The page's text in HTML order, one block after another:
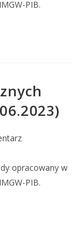
PIB.
opracowany w
PIB.